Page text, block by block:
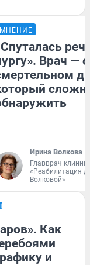
МНЕНИЕ
Врач — о
Ирина Волкова
Главврач
«Реабилитация
Волковой»
Как
и